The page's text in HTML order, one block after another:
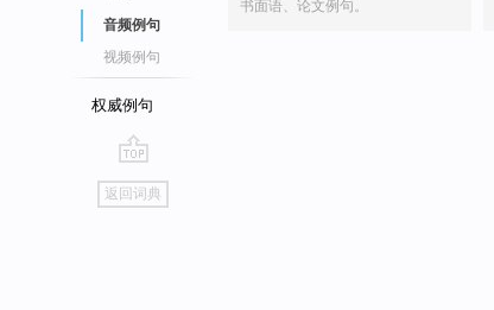
音频例句
视频例句
权威例句
go
top
返回词典
书面语、论文例句。